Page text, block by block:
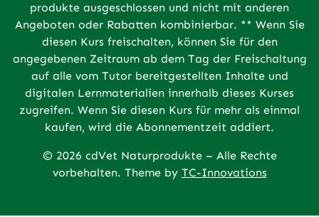
produkte ausgeschlossen und nicht mit anderen
Angeboten oder Rabatten kombinierbar. ** Wenn Sie
diesen Kurs freischalten, können Sie für den
angegebenen Zeitraum ab dem Tag der Freischaltung
auf alle vom Tutor bereitgestellten Inhalte und
digitalen Lernmaterialien innerhalb dieses Kurses
zugreifen. Wenn Sie diesen Kurs für mehr als einmal
kaufen, wird die Abonnementzeit addiert.
© 2026 cdVet Naturprodukte – Alle Rechte
vorbehalten. Theme by TC-Innovations